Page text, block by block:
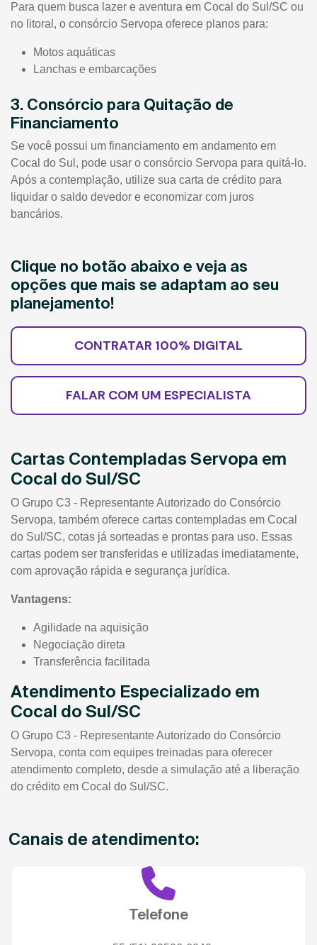
Para quem busca lazer e aventura em Cocal do Sul/SC ou
no litoral, o consórcio Servopa oferece planos para:
Motos aquáticas
Lanchas e embarcações
3. Consórcio para Quitação de
Financiamento
Se você possui um financiamento em andamento em
Cocal do Sul, pode usar o consórcio Servopa para quitá-lo.
Após a contemplação, utilize sua carta de crédito para
liquidar o saldo devedor e economizar com juros
bancários.
Clique no botão abaixo e veja as
opções que mais se adaptam ao seu
planejamento!
CONTRATAR 100% DIGITAL
FALAR COM UM ESPECIALISTA
Cartas Contempladas Servopa em
Cocal do Sul/SC
O Grupo C3 - Representante Autorizado do Consórcio
Servopa, também oferece cartas contempladas em Cocal
do Sul/SC, cotas já sorteadas e prontas para uso. Essas
cartas podem ser transferidas e utilizadas imediatamente,
com aprovação rápida e segurança jurídica.
Vantagens:
Agilidade na aquisição
Negociação direta
Transferência facilitada
Atendimento Especializado em
Cocal do Sul/SC
O Grupo C3 - Representante Autorizado do Consórcio
Servopa, conta com equipes treinadas para oferecer
atendimento completo, desde a simulação até a liberação
do crédito em Cocal do Sul/SC.
Canais de atendimento:
Telefone